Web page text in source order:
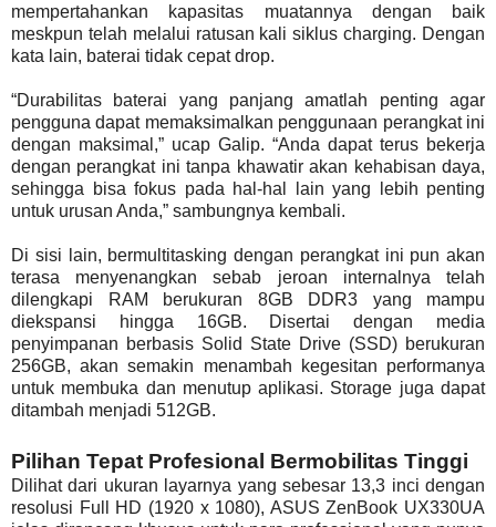
mempertahankan kapasitas muatannya dengan baik
meskpun telah melalui ratusan kali siklus charging. Dengan
kata lain, baterai tidak cepat drop.
“Durabilitas baterai yang panjang amatlah penting agar
pengguna dapat memaksimalkan penggunaan perangkat ini
dengan maksimal,” ucap Galip. “Anda dapat terus bekerja
dengan perangkat ini tanpa khawatir akan kehabisan daya,
sehingga bisa fokus pada hal-hal lain yang lebih penting
untuk urusan Anda,” sambungnya kembali.
Di sisi lain, bermultitasking dengan perangkat ini pun akan
terasa menyenangkan sebab jeroan internalnya telah
dilengkapi RAM berukuran 8GB DDR3 yang mampu
diekspansi hingga 16GB. Disertai dengan media
penyimpanan berbasis Solid State Drive (SSD) berukuran
256GB, akan semakin menambah kegesitan performanya
untuk membuka dan menutup aplikasi. Storage juga dapat
ditambah menjadi 512GB.
Pilihan Tepat Profesional Bermobilitas Tinggi
Dilihat dari ukuran layarnya yang sebesar 13,3 inci dengan
resolusi Full HD (1920 x 1080), ASUS ZenBook UX330UA